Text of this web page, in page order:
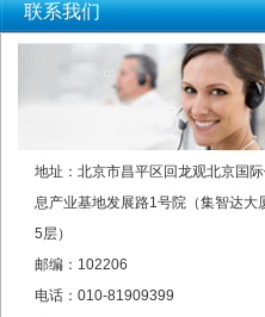
联系我们
地址：北京市昌平区回龙观北京国
息产业基地发展路1号院（集智达大
5层）
邮编：102206
电话：010-81909399